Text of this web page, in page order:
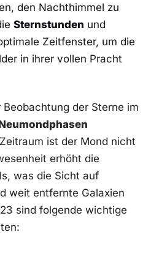
den Nachthimmel zu
Sternstunden und
Zeitfenster, ⁣um die
in ihrer vollen Pracht
‌der Sterne im⁢
ist der Mond nicht
⁤erhöht die
was die Sicht auf
weit entfernte Galaxien
sind folgende‍ wichtige